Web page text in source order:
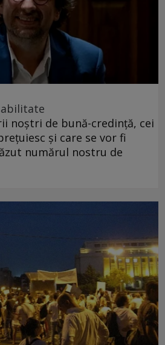
noștri de bună-credință, cei
și care se vor fi
numărul nostru de